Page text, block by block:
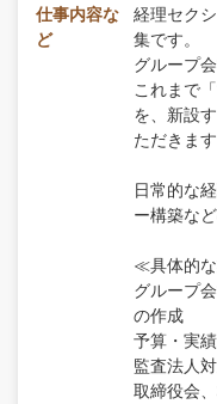
仕事内容な
ど
経理セク
集です。
グループ
これまで
を、新設
ただきます
日常的な
ー構築な
≪具体的
グループ
の作成
予算・実
監査法人
取締役会